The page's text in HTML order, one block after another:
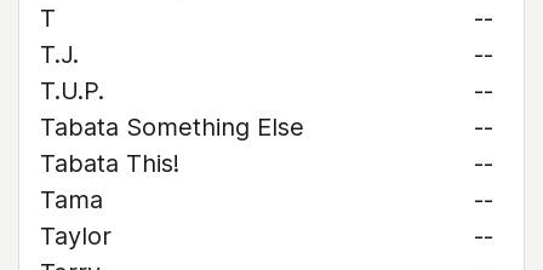
T
--
T.J.
--
T.U.P.
--
Tabata Something Else
--
Tabata This!
--
Tama
--
Taylor
--